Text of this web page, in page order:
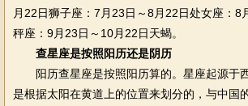
月22日狮子座：7月23日～8月22日处女座：8
秤座：9月23日～10月22日天蝎。
查星座是按照阳历还是阴历
阳历查星座是按照阳历算的。星座起源于
是根据太阳在黄道上的位置来划分的，与中国